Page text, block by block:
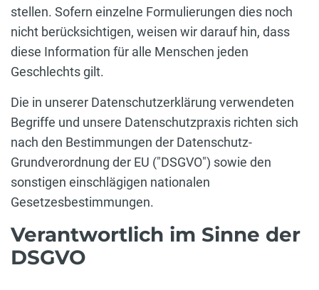
stellen. Sofern einzelne Formulierungen dies noch
nicht berücksichtigen, weisen wir darauf hin, dass
diese Information für alle Menschen jeden
Geschlechts gilt.
Die in unserer Datenschutzerklärung verwendeten
Begriffe und unsere Datenschutzpraxis richten sich
nach den Bestimmungen der Datenschutz-
Grundverordnung der EU ("DSGVO") sowie den
sonstigen einschlägigen nationalen
Gesetzesbestimmungen.
Verantwortlich im Sinne der
DSGVO